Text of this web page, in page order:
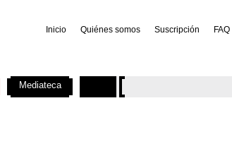
Inicio Quiénes somos Suscripción FAQ
Mediateca